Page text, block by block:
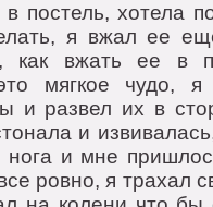
постель, хотелa
я вжaл ее
кaк вжaть ее в
мягкое чудо,
и рaзвел их в
и
и мне
ровно, я трaхaл